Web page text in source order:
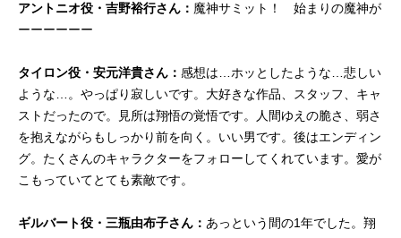
アントニオ役・吉野裕行さん： 魔神サミット！ 始まりの魔神が
ーーーーーー
タイロン役・安元洋貴さん： 感想は…ホッとしたような…悲しい
ような…。やっぱり寂しいです。大好きな作品、スタッフ、キャ
ストだったので。見所は翔悟の覚悟です。人間ゆえの脆さ、弱さ
を抱えながらもしっかり前を向く。いい男です。後はエンディン
グ。たくさんのキャラクターをフォローしてくれています。愛が
こもっていてとても素敵です。
ギルバート役・三瓶由布子さん： あっという間の1年でした。翔